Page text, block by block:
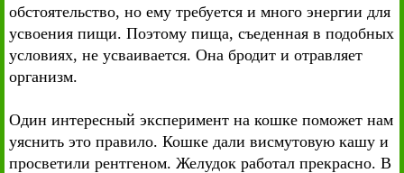
обстоятельство, но ему требуется и много энергии для
усвоения пищи. Поэтому пища, съеденная в подобных
условиях, не усваивается. Она бродит и отравляет
организм.
Один интересный эксперимент на кошке поможет нам
уяснить это правило. Кошке дали висмутовую кашу и
просветили рентгеном. Желудок работал прекрасно. В